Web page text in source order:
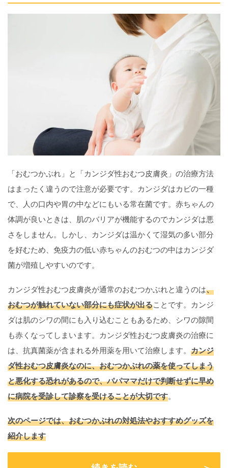
「おむつかぶれ」と「カンジダ性おむつ皮膚炎」の治療方法
はまったく違うので注意が必要です。カンジダはカビの一種
で、人の口内や胃の中などにもいる常在菌です。赤ちゃんの
体調が良いときは、肌のバリアが機能するのでカンジダは悪
さをしません。しかし、カンジダは温かくて湿気の多い部分
を好むため、免疫力の低い赤ちゃんのおむつの中はカンジダ
菌が増殖しやすいのです。
カンジダ性おむつ皮膚炎が通常のおむつかぶれと違うのは、
おむつが触れていない部分にも症状が出ることです。カンジ
ダは肌のシワの間にも入り込むこともあるため、シワの隙間
も赤くなってしまいます。カンジダ性おむつ皮膚炎の治療に
は、抗真菌薬が含まれる外用薬を用いて治療します。 カンジ
ダ性おむつ皮膚炎なのに、おむつかぶれの薬を使ってしまう
と悪化する恐れがあるので、パパママだけで判断せずに早め
に病院を受診して診察を受けることが大切です。
次のページでは、おむつかぶれの対処法やおすすめグッズを
紹介します